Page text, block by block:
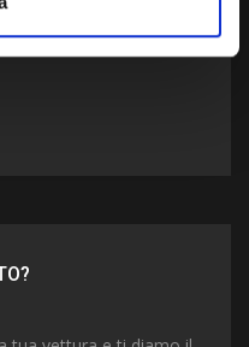
Troverai nuovi